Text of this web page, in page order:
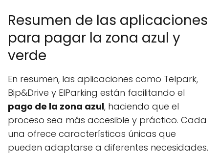
Resumen de las aplicaciones
para pagar la zona azul y
verde
En resumen, las aplicaciones como Telpark,
Bip&Drive y ElParking están facilitando el
pago de la zona azul, haciendo que el
proceso sea más accesible y práctico. Cada
una ofrece características únicas que
pueden adaptarse a diferentes necesidades.